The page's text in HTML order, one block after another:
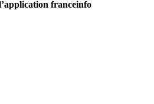
franceinfo